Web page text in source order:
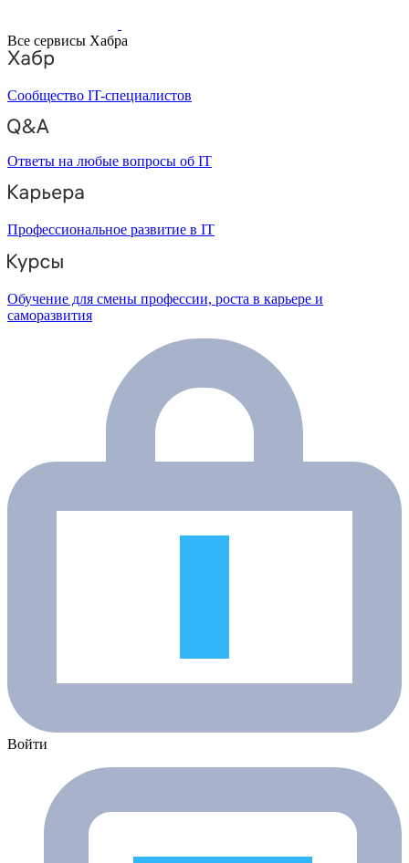
Все сервисы Хабра
Сообщество IT-специалистов
Ответы на любые вопросы об IT
Профессиональное развитие в IT
Обучение для смены профессии, роста в карьере и
саморазвития
Войти